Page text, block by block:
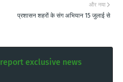
और नया
प्रशासन शहरों के संग अभियान 15 जुलाई से
report exclusive news